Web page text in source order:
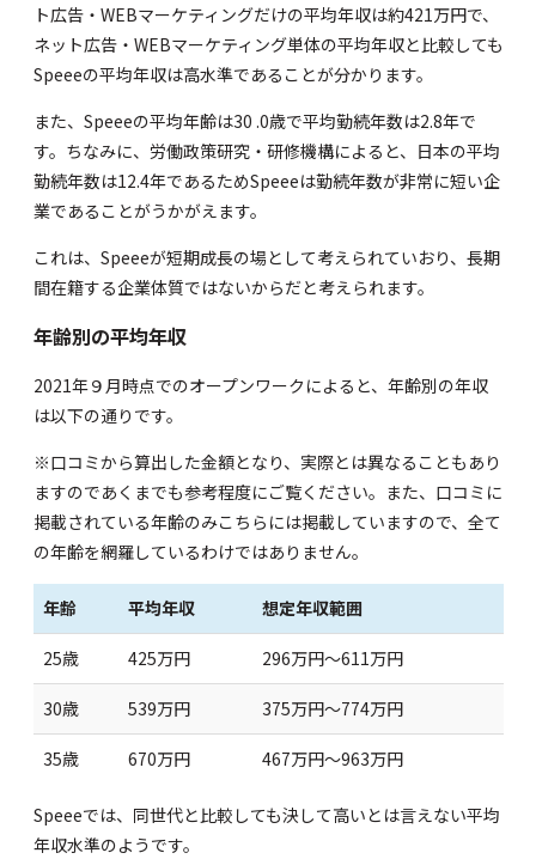
ト広告・WEBマーケティングだけの平均年収は約421万円で、
ネット広告・WEBマーケティング単体の平均年収と比較しても
Speeeの平均年収は高水準であることが分かります。
また、Speeeの平均年齢は30 .0歳で平均勤続年数は2.8年で
す。ちなみに、 労働政策研究・研修機構によると、日本の平均
勤続年数は12.4年であるためSpeeeは勤続年数が非常に短い企
業であることがうかがえます。
これは、Speeeが短期成長の場として考えられていおり、長期
間在籍する企業体質ではないからだと考えられます。
年齢別の平均年収
2021年９月時点でのオープンワーク によると、年齢別の年収
は以下の通りです。
※口コミから算出した金額となり、実際とは異なることもあり
ますのであくまでも参考程度にご覧ください。また、口コミに
掲載されている年齢のみこちらには掲載していますので、全て
の年齢を網羅しているわけではありません。
年齢 平均年収 想定年収範囲
25歳 425万円 296万円～611万円
30歳 539万円 375万円～774万円
35歳 670万円 467万円～963万円
Speeeでは、同世代と比較しても決して高いとは言えない平均
年収水準のようです。